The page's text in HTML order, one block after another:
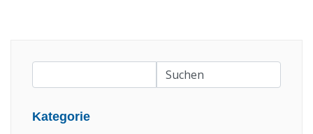
Kategorie